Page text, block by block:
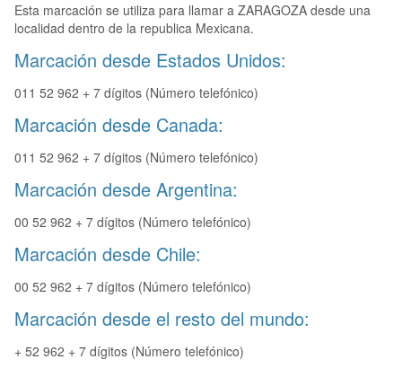
Esta marcación se utiliza para llamar a ZARAGOZA desde una
localidad dentro de la republica Mexicana.
Marcación desde Estados Unidos:
011 52 962 + 7 dígitos (Número telefónico)
Marcación desde Canada:
011 52 962 + 7 dígitos (Número telefónico)
Marcación desde Argentina:
00 52 962 + 7 dígitos (Número telefónico)
Marcación desde Chile:
00 52 962 + 7 dígitos (Número telefónico)
Marcación desde el resto del mundo:
+ 52 962 + 7 dígitos (Número telefónico)